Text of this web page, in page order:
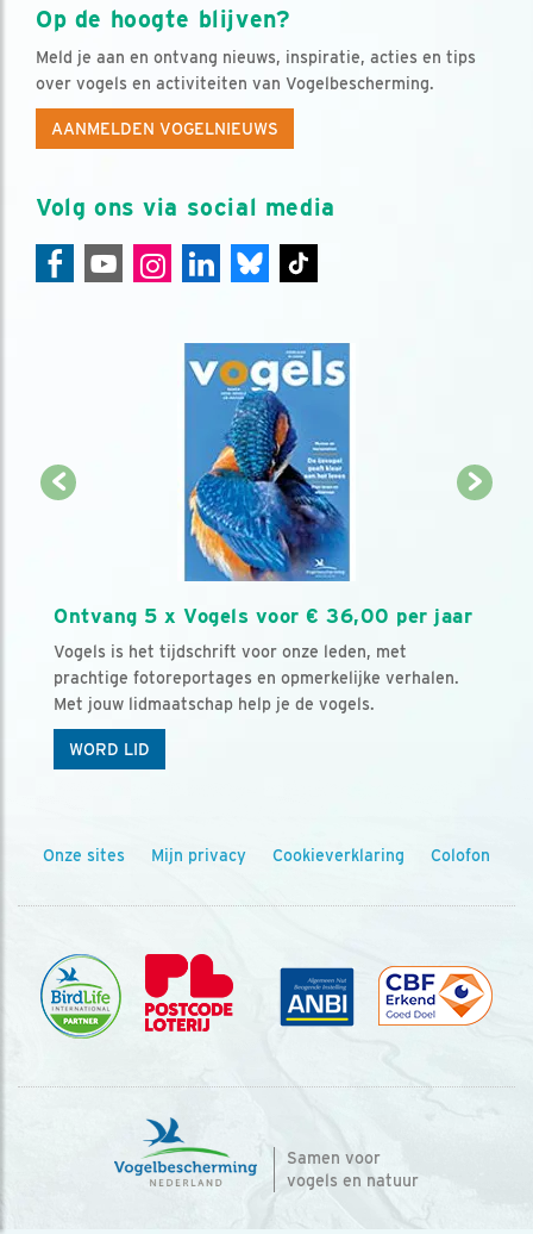
Op de hoogte blijven?
Meld je aan en ontvang nieuws, inspiratie, acties en tips
over vogels en activiteiten van Vogelbescherming.
AANMELDEN VOGELNIEUWS
Volg ons via social media
Ontvang 5 x Vogels voor € 36,00 per jaar
Vogels is het tijdschrift voor onze leden, met
prachtige fotoreportages en opmerkelijke verhalen.
Met jouw lidmaatschap help je de vogels.
WORD LID
Onze sites Mijn privacy Cookieverklaring Colofon
Samen voor
vogels en natuur